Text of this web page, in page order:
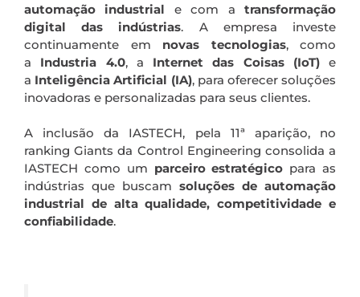
automação industrial e com atransformação
digital das indústrias. A empresa investe
continuamente em novas tecnologias, como
a Industria 4.0, a Internet das Coisas (IoT)e
a Inteligência Artificial (IA), para oferecer soluções
inovadoras e personalizadas para seus clientes.
A inclusão da IASTECH, pela 11ª aparição, no
ranking Giants da Control Engineering consolida a
IASTECH como um parceiro estratégico para as
indústrias que buscam soluções de automação
industrial de alta qualidade, competitividade e
confiabilidade.